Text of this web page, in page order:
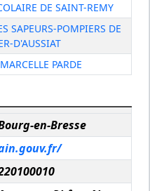
DE SAINT-REMY
SAPEURS-POMPIERS DE
D'AUSSIAT
PARDE
en-Bresse